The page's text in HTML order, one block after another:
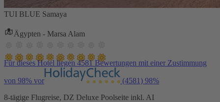
TUI BLUE Samaya
Ägypten - Marsa Alam
Für dieses Hotel liegen 4581 Bewertungen mit einer Zustimmung
von 98% vor (4581) 98%
8-tägige Flugreise, DZ Deluxe Poolseite inkl. AI